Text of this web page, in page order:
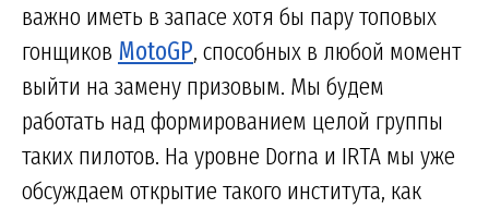
важно иметь в запасе хотя бы пару топовых
гонщиков MotoGP, способных в любой момент
выйти на замену призовым. Мы будем
работать над формированием целой группы
таких пилотов. На уровне Dorna и IRTA мы уже
обсуждаем открытие такого института, как